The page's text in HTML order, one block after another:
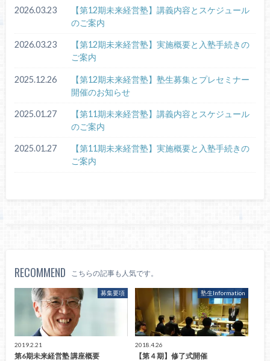
2026.03.23
【第12期未来経営塾】講義内容とスケジュール
のご案内
2026.03.23
【第12期未来経営塾】実施概要と入塾手続きの
ご案内
2025.12.26
【第12期未来経営塾】塾生募集とプレセミナー
開催のお知らせ
2025.01.27
【第11期未来経営塾】講義内容とスケジュール
のご案内
2025.01.27
【第11期未来経営塾】実施概要と入塾手続きの
ご案内
RECOMMEND こちらの記事も人気です。
募集要項
2019.2.21
第6期未来経営塾 講座概要
塾生Information
2018.4.26
【第４期】修了式開催